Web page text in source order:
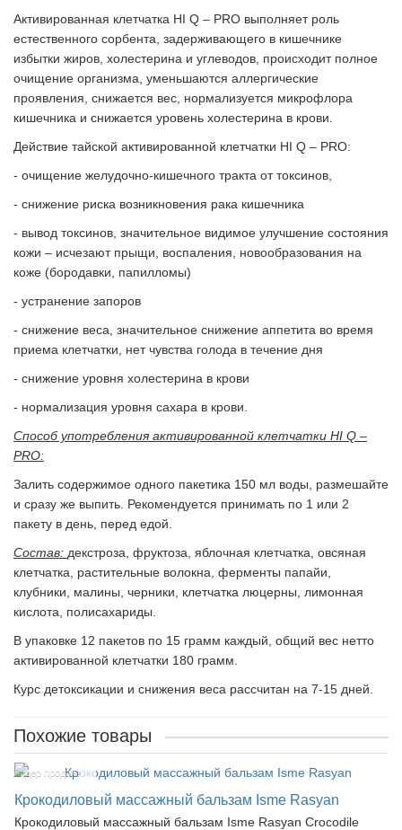
Активированная клетчатка HI Q – PRO выполняет роль
естественного сорбента, задерживающего в кишечнике
избытки жиров, холестерина и углеводов, происходит полное
очищение организма, уменьшаются аллергические
проявления, снижается вес, нормализуется микрофлора
кишечника и снижается уровень холестерина в крови.
Действие тайской активированной клетчатки HI Q – PRO:
- очищение желудочно-кишечного тракта от токсинов,
- снижение риска возникновения рака кишечника
- вывод токсинов, значительное видимое улучшение состояния
кожи – исчезают прыщи, воспаления, новообразования на
коже (бородавки, папилломы)
- устранение запоров
- снижение веса, значительное снижение аппетита во время
приема клетчатки, нет чувства голода в течение дня
- снижение уровня холестерина в крови
- нормализация уровня сахара в крови.
Способ употребления активированной клетчатки HI Q –
PRO:
Залить содержимое одного пакетика 150 мл воды, размешайте
и сразу же выпить. Рекомендуется принимать по 1 или 2
пакету в день, перед едой.
Состав: декстроза, фруктоза, яблочная клетчатка, овсяная
клетчатка, растительные волокна, ферменты папайи,
клубники, малины, черники, клетчатка люцерны, лимонная
кислота, полисахариды.
В упаковке 12 пакетов по 15 грамм каждый, общий вес нетто
активированной клетчатки 180 грамм.
Курс детоксикации и снижения веса рассчитан на 7-15 дней.
Похожие товары
Лидер продаж!
Крокодиловый массажный бальзам Isme Rasyan
Крокодиловый массажный бальзам Isme Rasyan Crocodile